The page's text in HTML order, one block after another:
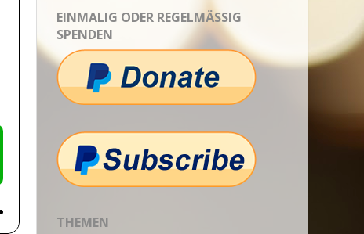
EINMALIG ODER REGELMÄSSIG S
PENDEN
THEMEN